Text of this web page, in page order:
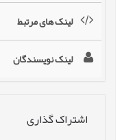
لینک های مرتبط
لینک نویسندگان
اشتراک گذاری